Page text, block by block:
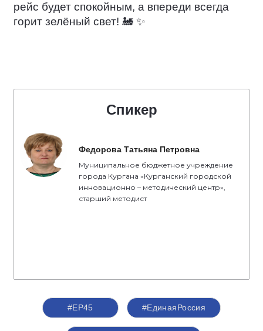
рейс будет спокойным, а впереди всегда
горит зелёный свет! 🚂 ✨
Спикер
Федорова Татьяна Петровна
Муниципальное бюджетное учреждение
города Кургана «Курганский городской
инновационно – методический центр»,
старший методист
#ЕР45 #ЕдинаяРоссия